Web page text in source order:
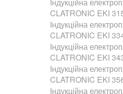
CLATRONIC EKI
Індукційна
CLATRONIC EKI
Індукційна
CLATRONIC EKI
Індукційна
CLATRONIC EKI
Індукційна